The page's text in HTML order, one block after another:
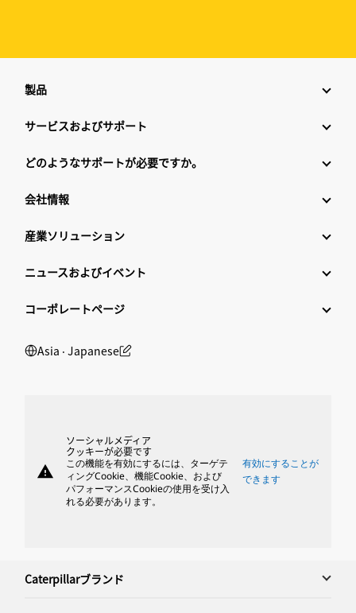
製品
サービスおよびサポート
どのようなサポートが必要ですか。
会社情報
産業ソリューション
ニュースおよびイベント
コーポレートページ
Asia ‧ Japanese
warning
ソーシャルメディア
クッキーが必要です
この機能を有効にするには、ターゲテ
ィングCookie、機能Cookie、および
パフォーマンスCookieの使用を受け入
れる必要があります。
有効にすることが
できます
Caterpillarブランド